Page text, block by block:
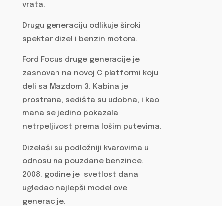
vrata.
Drugu generaciju odlikuje široki
spektar dizel i benzin motora.
Ford Focus druge generacije je
zasnovan na novoj C platformi koju
deli sa Mazdom 3. Kabina je
prostrana, sedišta su udobna, i kao
mana se jedino pokazala
netrpeljivost prema lošim putevima.
Dizelaši su podložniji kvarovima u
odnosu na pouzdane benzince.
2008. godine je svetlost dana
ugledao najlepši model ove
generacije.